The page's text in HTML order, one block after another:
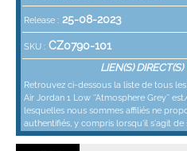
Release : 25-08-2023
SKU : CZ0790-101
LIEN(S)
Retrouvez ci-dessous la liste de tous
Air Jordan 1 Low ‘’Atmosphere Grey’’
lesquelles nous sommes affiliés ne
authentifiés, y compris lorsqu'il s'agit de